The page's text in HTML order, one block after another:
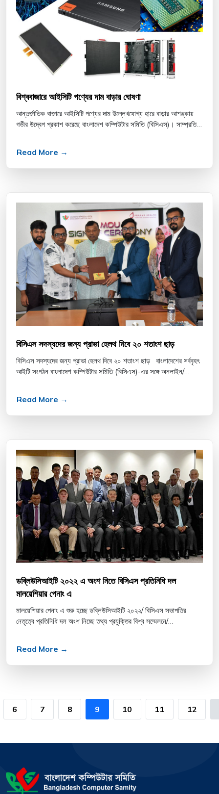
বিশ্ববাজারে আইসিটি পণ্যের দাম বাড়ার ঘোষণা
আন্তর্জাতিক বাজারে আইসিটি পণ্যের দাম উল্লেখযোগ্য হারে বাড়ার আশঙ্কায়
গভীর উদ্বেগ প্রকাশ করেছে বাংলাদেশ কম্পিউটার সমিতি (বিসিএস)। সাম্প্রতিক
Read More →
বিসিএস সদস্যদের জন্য প্রাভা হেলথ দিবে ২০ শতাংশ ছাড়
বিসিএস সদস্যদের জন্য প্রাভা হেলথ দিবে ২০ শতাংশ ছাড় বাংলাদেশের সর্ববৃহৎ
আইটি সংগঠন বাংলাদেশ কম্পিউটার সমিতি (বিসিএস)-এর সঙ্গে অনলাইন/
Read More →
ডব্লিউসিআইটি ২০২২ এ অংশ নিতে বিসিএস প্রতিনিধি দল
মালয়েশিয়ার পেনাং এ
মালয়েশিয়ার পেনাং এ শুরু হচ্ছে ডব্লিউসিআইটি ২০২২/ বিসিএস সভাপতির
নেতৃত্বে প্রতিনিধি দল অংশ নিচ্ছে তথ্য প্রযুক্তির বিশ্ব সম্মেলনে/
Read More →
6 7 8 9 10 11 12